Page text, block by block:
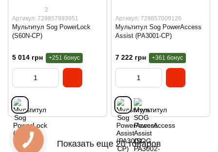
2
Артикул: 729857993951
Мультитул Sog PowerLock
(S60N-CP)
5 014 грн +251 бонус
Артикул: 729857009126
Мультитул Sog PowerAccess
Assist (PA3001-CP)
7 222 грн +361 бонус
Показать еще 20 товаров